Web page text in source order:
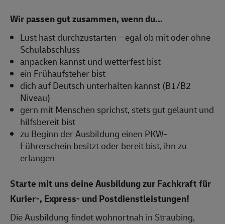
Wir passen gut zusammen, wenn du...
Lust hast durchzustarten – egal ob mit oder ohne
Schulabschluss
anpacken kannst und wetterfest bist
ein Frühaufsteher bist
dich auf Deutsch unterhalten kannst (B1/B2
Niveau)
gern mit Menschen sprichst, stets gut gelaunt und
hilfsbereit bist
zu Beginn der Ausbildung einen PKW-
Führerschein besitzt oder bereit bist, ihn zu
erlangen
Starte mit uns deine Ausbildung zur Fachkraft für
Kurier-, Express- und Postdienstleistungen!
Die Ausbildung findet wohnortnah in Straubing,